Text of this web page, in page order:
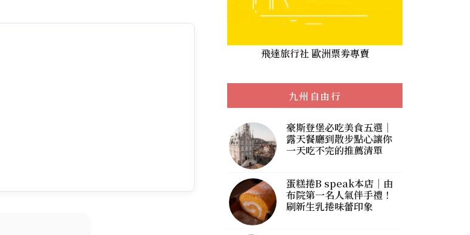
飛達旅行社 歐洲票劵專賣
九州自由行
豪斯登堡必吃美食五選｜
露天餐廳到散步點心讓你
一天吃不完的推薦清單
蛋糕捲B speak本店｜由
布院第一名人氣伴手禮！
刷新生乳捲味蕾印象